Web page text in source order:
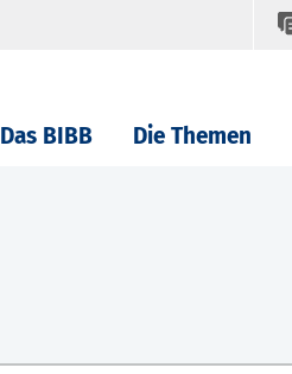
Das BIBB Die Themen